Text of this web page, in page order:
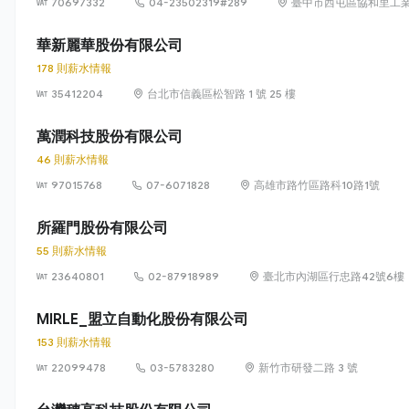
華新麗華股份有限公司
178 則薪水情報
35412204
台北市信義區松智路 1 號 25 樓
萬潤科技股份有限公司
46 則薪水情報
97015768
07-6071828 高雄市路竹區路科10路1號
所羅門股份有限公司
55 則薪水情報
23640801
02-87918989 臺北市內湖區行忠路42號6樓
MIRLE_盟立自動化股份有限公司
153 則薪水情報
22099478
03-5783280 新竹市研發二路 3 號